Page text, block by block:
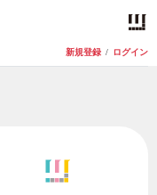
新規登録 / ログイン